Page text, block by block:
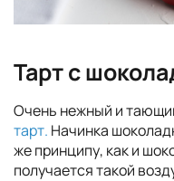
Тарт с
Очень нежный и
тарт. Начинка
же принципу, как и
получается такой